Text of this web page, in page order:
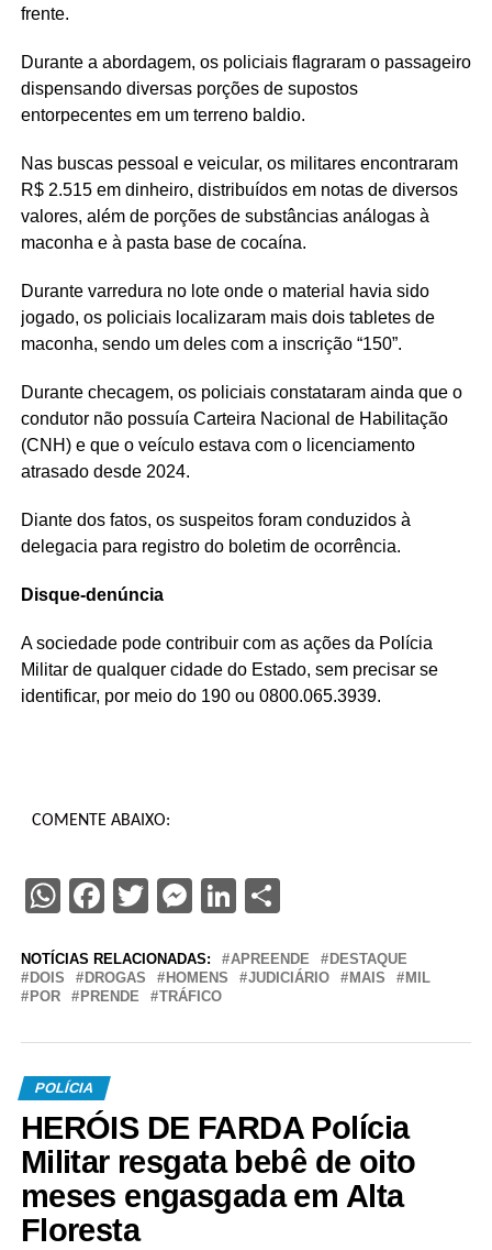
frente.
Durante a abordagem, os policiais flagraram o passageiro
dispensando diversas porções de supostos
entorpecentes em um terreno baldio.
Nas buscas pessoal e veicular, os militares encontraram
R$ 2.515 em dinheiro, distribuídos em notas de diversos
valores, além de porções de substâncias análogas à
maconha e à pasta base de cocaína.
Durante varredura no lote onde o material havia sido
jogado, os policiais localizaram mais dois tabletes de
maconha, sendo um deles com a inscrição “150”.
Durante checagem, os policiais constataram ainda que o
condutor não possuía Carteira Nacional de Habilitação
(CNH) e que o veículo estava com o licenciamento
atrasado desde 2024.
Diante dos fatos, os suspeitos foram conduzidos à
delegacia para registro do boletim de ocorrência.
Disque-denúncia
A sociedade pode contribuir com as ações da Polícia
Militar de qualquer cidade do Estado, sem precisar se
identificar, por meio do 190 ou 0800.065.3939.
COMENTE ABAIXO:
WhatsApp
Facebook
TwitterMessenger
LinkedIn
NOTÍCIAS RELACIONADAS: APREENDE
DESTAQUE
DOIS
DROGAS HOMENS JUDICIÁRIO MAIS
MIL
POR
PRENDE TRÁFICO
POLÍCIA
HERÓIS DE FARDA Polícia
Militar resgata bebê de oito
meses engasgada em Alta
Floresta